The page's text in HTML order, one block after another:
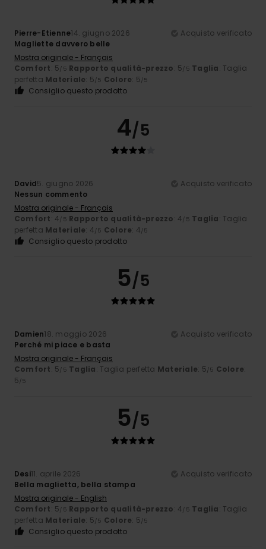
Pierre-Etienne14. giugno 2026
Acquisto verificato
Magliette davvero belle
Mostra originale - Français
Comfort: 5/5 Rapporto qualità-prezzo: 5/5 Taglia: Taglia
perfetta Materiale: 5/5 Colore: 5/5
Consiglio questo prodotto
4/5
David5. giugno 2026
Acquisto verificato
Nessun commento
Mostra originale - Français
Comfort: 4/5 Rapporto qualità-prezzo: 4/5 Taglia: Taglia
perfetta Materiale: 4/5 Colore: 4/5
Consiglio questo prodotto
5/5
Damien18. maggio 2026
Acquisto verificato
Perché mi piace e basta
Mostra originale - Français
Comfort: 5/5 Taglia: Taglia perfetta Materiale: 5/5 Colore:
5/5
5/5
Desi11. aprile 2026
Acquisto verificato
Bella maglietta, bella stampa
Mostra originale - English
Comfort: 5/5 Rapporto qualità-prezzo: 4/5 Taglia: Taglia
perfetta Materiale: 5/5 Colore: 5/5
Consiglio questo prodotto